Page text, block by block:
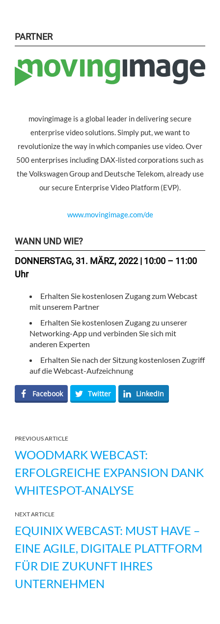
PARTNER
movingimage is a global leader in delivering secure
enterprise video solutions. Simply put, we want to
revolutionize the way in which companies use video. Over
500 enterprises including DAX-listed corporations such as
the Volkswagen Group and Deutsche Telekom, already use
our secure Enterprise Video Platform (EVP).
www.movingimage.com/de
WANN UND WIE?
DONNERSTAG, 31. MÄRZ, 2022 | 10:00 – 11:00
Uhr
Erhalten Sie kostenlosen Zugang zum Webcast
mit unserem Partner
Erhalten Sie kostenlosen Zugang zu unserer
Networking-App und verbinden Sie sich mit
anderen Experten
Erhalten Sie nach der Sitzung kostenlosen Zugriff
auf die Webcast-Aufzeichnung
Facebook Twitter LinkedIn
PREVIOUS ARTICLE
WOODMARK WEBCAST:
ERFOLGREICHE EXPANSION DANK
WHITESPOT-ANALYSE
NEXT ARTICLE
EQUINIX WEBCAST: MUST HAVE –
EINE AGILE, DIGITALE PLATTFORM
FÜR DIE ZUKUNFT IHRES
UNTERNEHMEN